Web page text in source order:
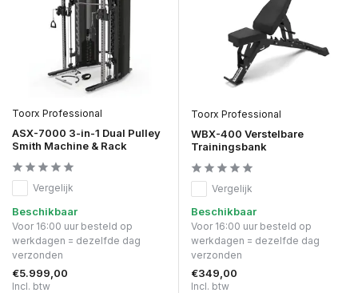
Toorx Professional
ASX-7000 3-in-1 Dual Pulley
Smith Machine & Rack
Vergelijk
Beschikbaar
Voor 16:00 uur besteld op
werkdagen = dezelfde dag
verzonden
€5.999,00
Incl. btw
Toorx Professional
WBX-400 Verstelbare
Trainingsbank
Vergelijk
Beschikbaar
Voor 16:00 uur besteld op
werkdagen = dezelfde dag
verzonden
€349,00
Incl. btw